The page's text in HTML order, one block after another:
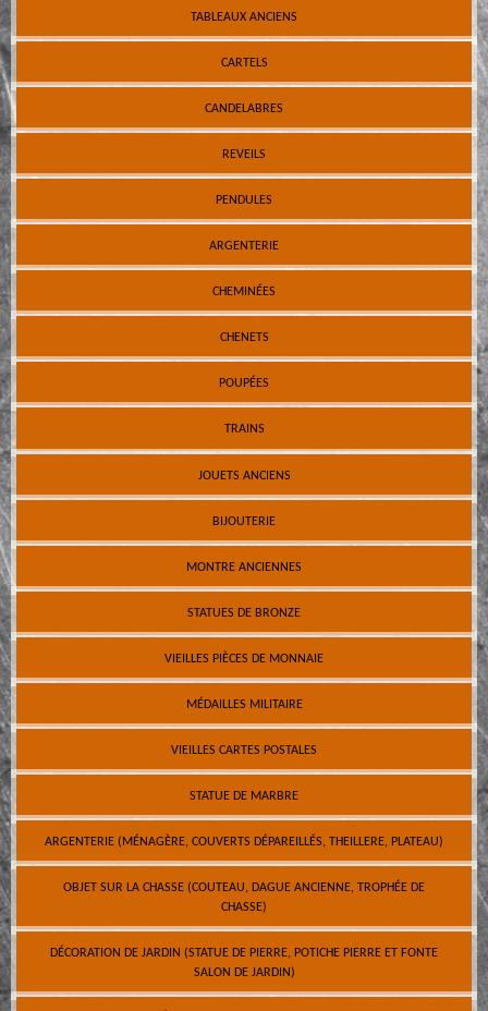
TABLEAUX ANCIENS
CARTELS
CANDELABRES
REVEILS
PENDULES
ARGENTERIE
CHEMINÉES
CHENETS
POUPÉES
TRAINS
JOUETS ANCIENS
BIJOUTERIE
MONTRE ANCIENNES
STATUES DE BRONZE
VIEILLES PIÈCES DE MONNAIE
MÉDAILLES MILITAIRE
VIEILLES CARTES POSTALES
STATUE DE MARBRE
ARGENTERIE (MÉNAGÈRE, COUVERTS DÉPAREILLÉS, THEILLERE, PLATEAU)
OBJET SUR LA CHASSE (COUTEAU, DAGUE ANCIENNE, TROPHÉE DE
CHASSE)
DÉCORATION DE JARDIN (STATUE DE PIERRE, POTICHE PIERRE ET FONTE
SALON DE JARDIN)